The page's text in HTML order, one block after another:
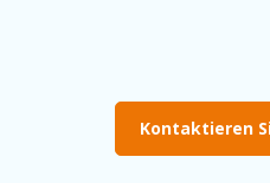
Kontaktieren